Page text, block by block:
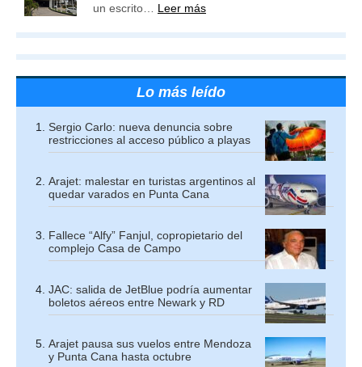
un escrito… Leer más
Lo más leído
Sergio Carlo: nueva denuncia sobre
restricciones al acceso público a playas
Arajet: malestar en turistas argentinos al
quedar varados en Punta Cana
Fallece “Alfy” Fanjul, copropietario del
complejo Casa de Campo
JAC: salida de JetBlue podría aumentar
boletos aéreos entre Newark y RD
Arajet pausa sus vuelos entre Mendoza
y Punta Cana hasta octubre